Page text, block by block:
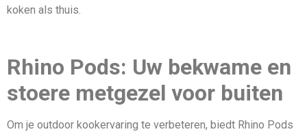
koken als thuis.
Rhino Pods: Uw bekwame en
stoere metgezel voor buiten
Om je outdoor kookervaring te verbeteren, biedt Rhino Pods